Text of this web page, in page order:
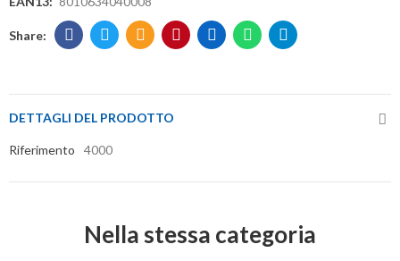
DETTAGLI DEL PRODOTTO
Riferimento 4000
Nella stessa categoria